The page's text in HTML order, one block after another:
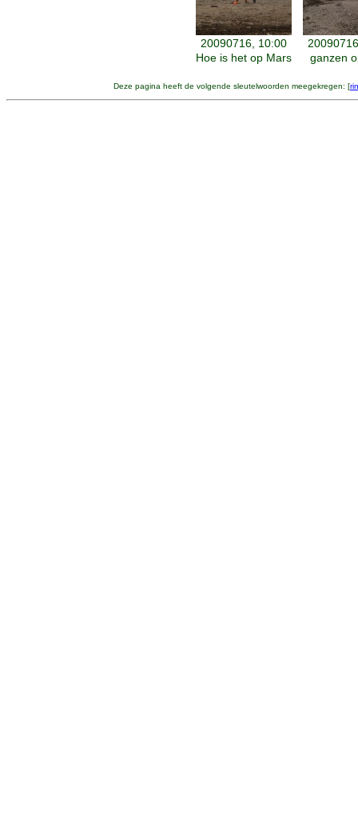
20090716, 10:00
Hoe is het op Mars
ganzen
Deze pagina heeft de volgende sleutelwoorden meegekregen: [